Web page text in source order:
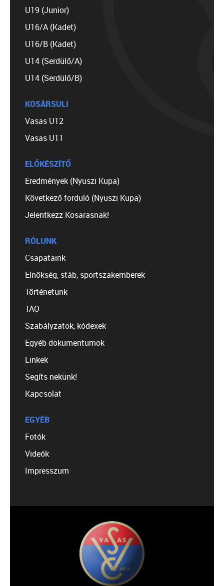
U19 (Junior)
U16/A (Kadet)
U16/B (Kadet)
U14 (Serdülő/A)
U14 (Serdülő/B)
KOSÁRSULI
Vasas U12
Vasas U11
ELŐKÉSZÍTŐ
Eredmények (Nyuszi Kupa)
Következő forduló (Nyuszi Kupa)
Jelentkezz Kosarasnak!
RÓLUNK
Csapataink
Elnökség, stáb, sportszakemberek
Történetünk
TAO
Szabályzatok, kódexek
Egyéb dokumentumok
Linkek
Segíts nekünk!
Kapcsolat
EGYÉB
Fotók
Videók
Impresszum